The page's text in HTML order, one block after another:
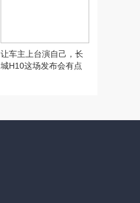
让车主上台演自己，长
城H10这场发布会有点